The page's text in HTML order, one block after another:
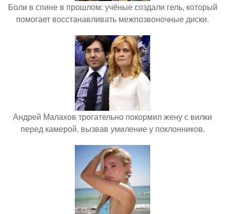
Боли в спине в прошлом: учёные создали гель, который
помогает восстанавливать межпозвоночные диски.
Андрей Малахов трогательно покормил жену с вилки
перед камерой, вызвав умиление у поклонников.